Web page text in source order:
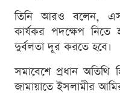
তিনি আরও বলেন,
কার্যকর পদক্ষেপ
দুর্বলতা দূর করতে হবে।
সমাবেশে প্রধান অতিথি
জামায়াতে ইসলামীর